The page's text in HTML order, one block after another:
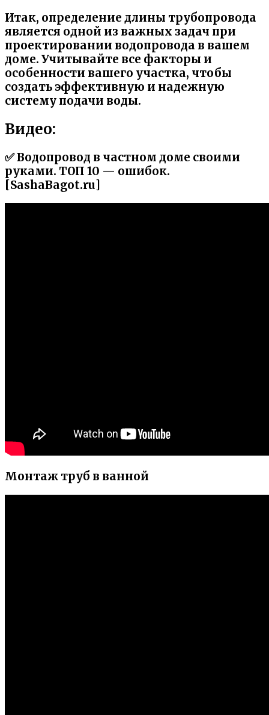
Итак, определение длины трубопровода
является одной из важных задач при
проектировании водопровода в вашем
доме. Учитывайте все факторы и
особенности вашего участка, чтобы
создать эффективную и надежную
систему подачи воды.
Видео:
✅ Водопровод в частном доме своими
руками. ТОП 10 — ошибок.
[SashaBagot.ru]
Монтаж труб в ванной